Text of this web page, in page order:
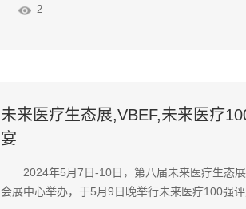
2
未来医疗生态展,VBEF,未来医疗
宴
2024年5月7日-10日，第八届未来医疗生态
会展中心举办，于5月9日晚举行未来医疗100强